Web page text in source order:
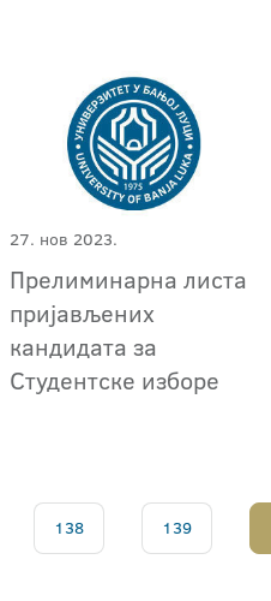
27. нов 2023.
Прелиминарна листа
пријављених
кандидата за
Студентске изборе
138 139